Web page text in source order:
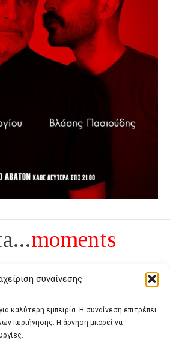
συναίνεσης
καλύτερη εμπειρία. Η συναίνεση επιτρέπει
περιήγησης. Η άρνηση μπορεί να
moments
της ανέχειας, είναι το αντίθετο της